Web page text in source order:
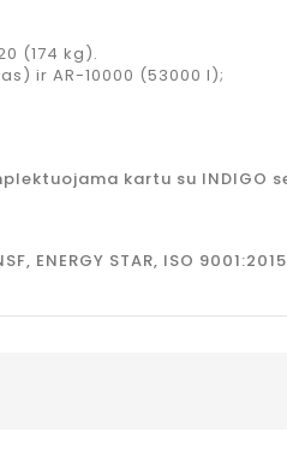
(174 kg).
ir AR-10000 (53000 l);
kartu su INDIGO
ENERGY STAR, ISO